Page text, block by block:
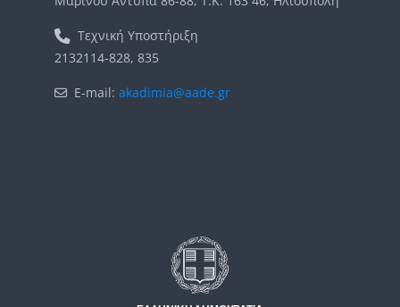
Τεχνική Υποστήριξη
2132114-828, 835
E-mail: akadimia@aade.gr